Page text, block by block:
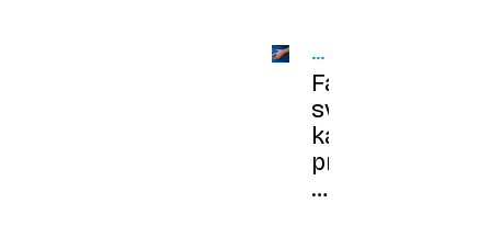
TEŽKA
HRANA
Farmacevtka
svetuje,
kako
prepoznati
simptome